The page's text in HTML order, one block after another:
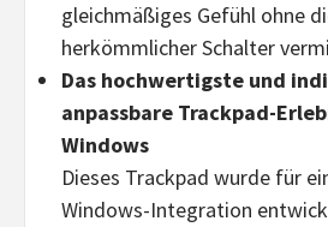
gleichmäßiges Gefühl ohne
herkömmlicher Schalter
Das hochwertigste und
anpassbare Trackpad-
Windows
Dieses Trackpad wurde für
Windows-Integration